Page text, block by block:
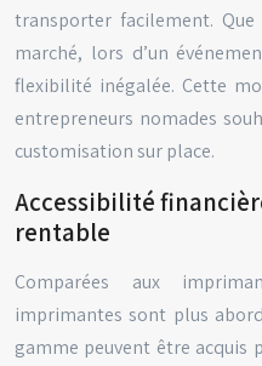
transporter facilement.
marché, lors d’un
flexibilité inégalée. Cette
entrepreneurs nomades
customisation sur place.
Accessibilité
rentable
Comparées aux
imprimantes sont plus
gamme peuvent être acquis